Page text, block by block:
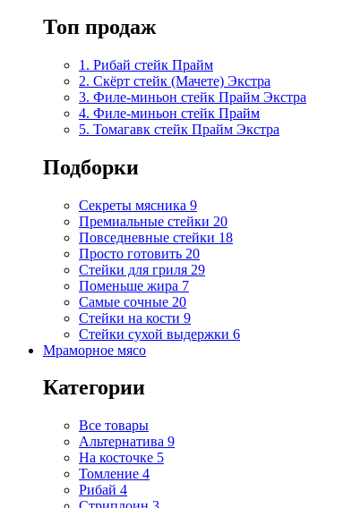
Топ продаж
1. Рибай cтейк Прайм
2. Скёрт стейк (Мачете) Экстра
3. Филе-миньон стейк Прайм Экстра
4. Филе-миньон стейк Прайм
5. Томагавк стейк Прайм Экстра
Подборки
Секреты мясника 9
Премиальные стейки 20
Повседневные стейки 18
Просто готовить 20
Стейки для гриля 29
Поменьше жира 7
Самые сочные 20
Стейки на кости 9
Стейки сухой выдержки 6
Мраморное мясо
Категории
Все товары
Альтернатива 9
На косточке 5
Томление 4
Рибай 4